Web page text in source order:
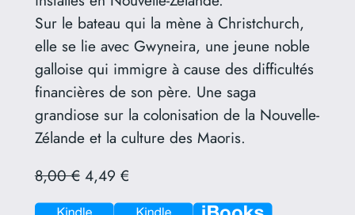
Sur le bateau qui la mène à Christchurch,
elle se lie avec Gwyneira, une jeune noble
galloise qui immigre à cause des difficultés
financières de son père. Une saga
grandiose sur la colonisation de la Nouvelle-
Zélande et la culture des Maoris.
8,00 €4,49 €